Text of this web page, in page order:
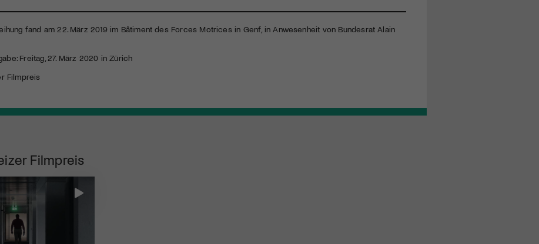
fand am 22. März 2019 im Bâtiment des Forces Motrices in Genf, in Anwesenheit von Bundesrat Alain
Freitag, 27. März 2020 in Zürich
Filmpreis
Filmpreis